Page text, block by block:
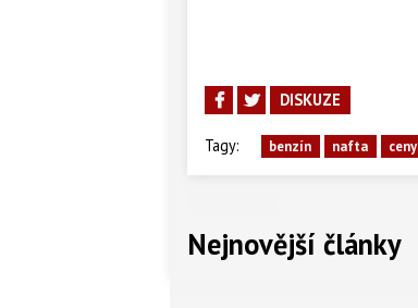
8. Pardubický
9. Středočeský
DISKUZE
Tagy: benzín nafta ceny
Nejnovější články